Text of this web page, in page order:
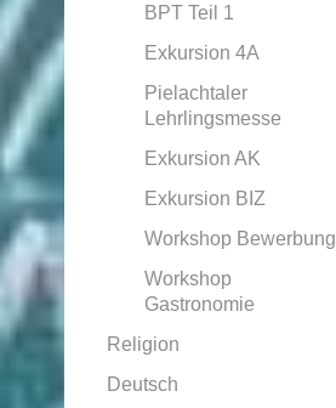
BPT Teil 1
Exkursion 4A
Pielachtaler
Lehrlingsmesse
Exkursion AK
Exkursion BIZ
Workshop Bewerbung
Workshop
Gastronomie
Religion
Deutsch